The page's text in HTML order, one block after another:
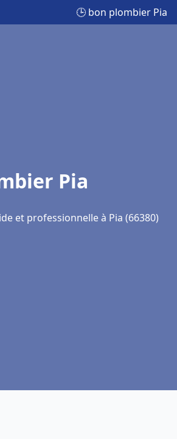
🕒 bon plombier Pia
Pia
et professionnelle à Pia (66380)